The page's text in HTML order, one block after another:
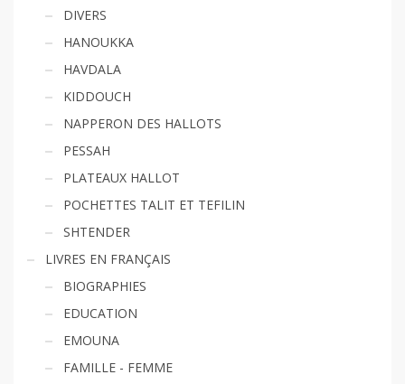
DIVERS
HANOUKKA
HAVDALA
KIDDOUCH
NAPPERON DES HALLOTS
PESSAH
PLATEAUX HALLOT
POCHETTES TALIT ET TEFILIN
SHTENDER
LIVRES EN FRANÇAIS
BIOGRAPHIES
EDUCATION
EMOUNA
FAMILLE - FEMME